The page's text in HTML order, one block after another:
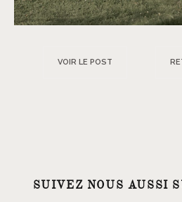
VOIR LE POST
SUIVEZ NOUS AUSSI